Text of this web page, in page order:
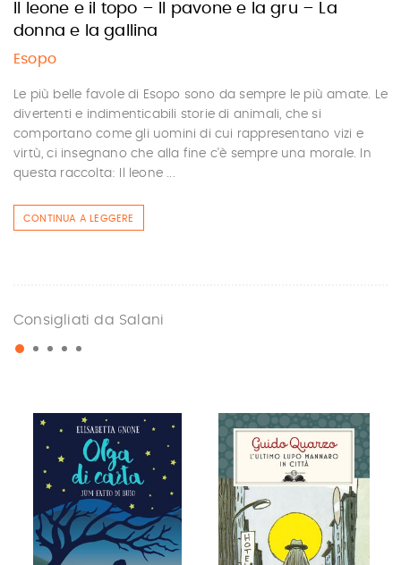
Il leone e il topo – Il pavone e la gru – La
donna e la gallina
Esopo
Le più belle favole di Esopo sono da sempre le più amate. Le
divertenti e indimenticabili storie di animali, che si
comportano come gli uomini di cui rappresentano vizi e
virtù, ci insegnano che alla fine c'è sempre una morale. In
questa raccolta: Il leone ...
CONTINUA A LEGGERE
Consigliati da Salani